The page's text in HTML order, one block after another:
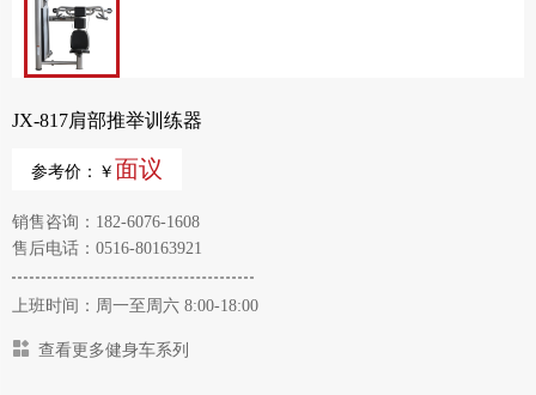
JX-817肩部推举训练器
参考价：￥ 面议
销售咨询：182-6076-1608
售后电话：0516-80163921
上班时间：周一至周六 8:00-18:00
查看更多健身车系列